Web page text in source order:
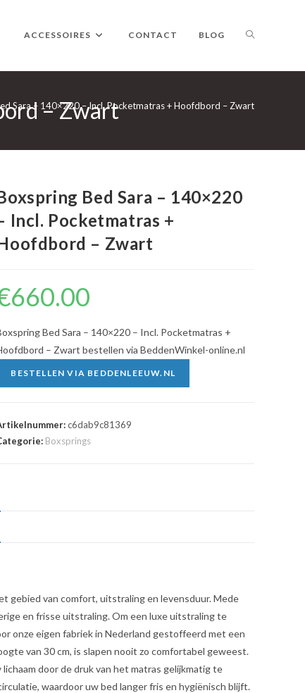
ACCESSOIRES CONTACT BLOG TOGGLE
WEBSITE
– Zwart
Sara – 140×220 – Incl. Pocketmatras + Hoofdbord – Zwart
Bed Sara – 140×220
Incl. Pocketmatras +
– Zwart
660.00
Bed Sara – 140×220 – Incl. Pocketmatras +
– Zwart bestellen via BeddenWinkel-online.nl
BESTELLEN VIA BEDDENLEEUW.NL
c6dab9c81369
Boxsprings
gebied van comfort, uitstraling en levensduur. Mede
en frisse uitstraling. Om een luxe uitstraling te
onze eigen fabriek in Nederland gestoffeerd met een
van 30 cm, is slapen nooit zo comfortabel geweest.
door de druk van het matras gelijkmatig te
waardoor uw bed langer fris en hygiënisch blijft.